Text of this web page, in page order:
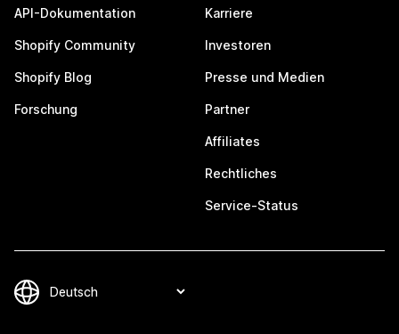
API-Dokumentation
Shopify Community
Shopify Blog
Forschung
Karriere
Investoren
Presse und Medien
Partner
Affiliates
Rechtliches
Service-Status